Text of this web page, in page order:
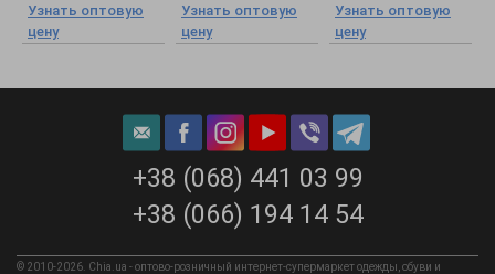
Узнать оптовую
цену
Узнать оптовую
цену
Узнать оптовую
цену
+38 (068) 441 03 99
+38 (066) 194 14 54
© 2010-2026. Chia.ua - оптово-розничный интернет-супермаркет одежды, обуви и